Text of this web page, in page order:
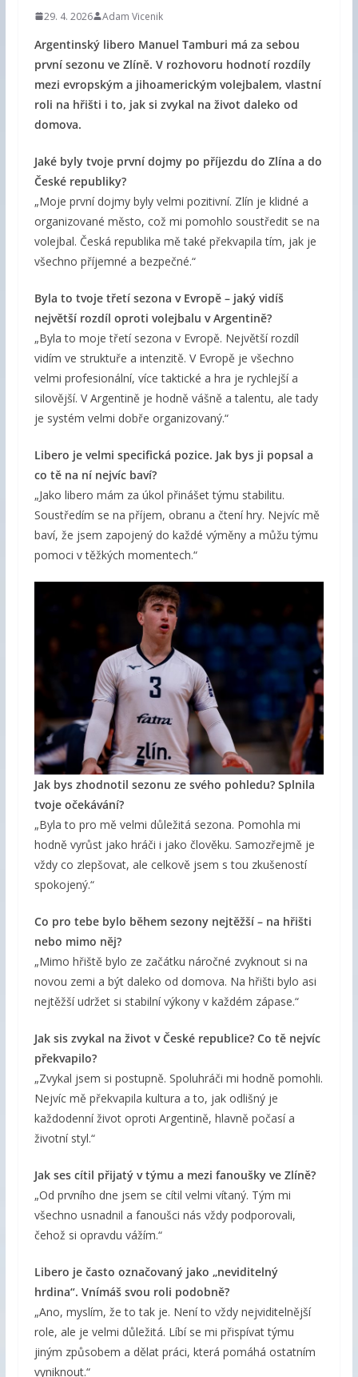
29. 4. 2026 Adam Vicenik
Argentinský libero Manuel Tamburi má za sebou
první sezonu ve Zlíně. V rozhovoru hodnotí rozdíly
mezi evropským a jihoamerickým volejbalem, vlastní
roli na hřišti i to, jak si zvykal na život daleko od
domova.
Jaké byly tvoje první dojmy po příjezdu do Zlína a do
České republiky?
„Moje první dojmy byly velmi pozitivní. Zlín je klidné a
organizované město, což mi pomohlo soustředit se na
volejbal. Česká republika mě také překvapila tím, jak je
všechno příjemné a bezpečné.“
Byla to tvoje třetí sezona v Evropě – jaký vidíš
největší rozdíl oproti volejbalu v Argentině?
„Byla to moje třetí sezona v Evropě. Největší rozdíl
vidím ve struktuře a intenzitě. V Evropě je všechno
velmi profesionální, více taktické a hra je rychlejší a
silovější. V Argentině je hodně vášně a talentu, ale tady
je systém velmi dobře organizovaný.“
Libero je velmi specifická pozice. Jak bys ji popsal a
co tě na ní nejvíc baví?
„Jako libero mám za úkol přinášet týmu stabilitu.
Soustředím se na příjem, obranu a čtení hry. Nejvíc mě
baví, že jsem zapojený do každé výměny a můžu týmu
pomoci v těžkých momentech.“
Jak bys zhodnotil sezonu ze svého pohledu? Splnila
tvoje očekávání?
„Byla to pro mě velmi důležitá sezona. Pomohla mi
hodně vyrůst jako hráči i jako člověku. Samozřejmě je
vždy co zlepšovat, ale celkově jsem s tou zkušeností
spokojený.“
Co pro tebe bylo během sezony nejtěžší – na hřišti
nebo mimo něj?
„Mimo hřiště bylo ze začátku náročné zvyknout si na
novou zemi a být daleko od domova. Na hřišti bylo asi
nejtěžší udržet si stabilní výkony v každém zápase.“
Jak sis zvykal na život v České republice? Co tě nejvíc
překvapilo?
„Zvykal jsem si postupně. Spoluhráči mi hodně pomohli.
Nejvíc mě překvapila kultura a to, jak odlišný je
každodenní život oproti Argentině, hlavně počasí a
životní styl.“
Jak ses cítil přijatý v týmu a mezi fanoušky ve Zlíně?
„Od prvního dne jsem se cítil velmi vítaný. Tým mi
všechno usnadnil a fanoušci nás vždy podporovali,
čehož si opravdu vážím.“
Libero je často označovaný jako „neviditelný
hrdina“. Vnímáš svou roli podobně?
„Ano, myslím, že to tak je. Není to vždy nejviditelnější
role, ale je velmi důležitá. Líbí se mi přispívat týmu
jiným způsobem a dělat práci, která pomáhá ostatním
vyniknout.“